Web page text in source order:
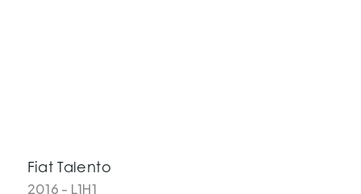
Fiat Talento
2016 - L1H1